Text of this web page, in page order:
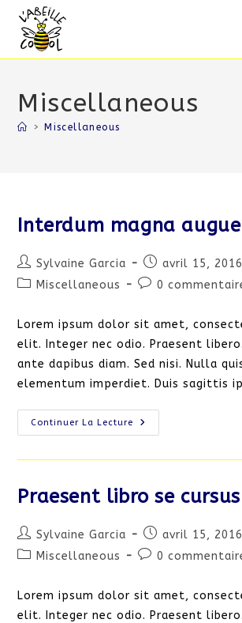
Skip
content
Miscellaneous
> Miscellaneous
Interdum magna
Auteur/autrice
de
Sylvaine Garcia
Publication
publiée :
avril 15, 2016
PostMiscellaneous
Commentaires
la
publication :
0
Lorem ipsum dolor sit amet,
elit. Integer nec odio. Praesent
ante dapibus diam. Sed nisi. Nulla
elementum imperdiet. Duis sagittis
Continuer La Lecture
Interdum
Magna
Praesent libro se
Auteur/autrice
de
Sylvaine Garcia
Publication
publiée :
avril 15, 2016
PostMiscellaneous
Commentaires
la
publication :
0
Lorem ipsum dolor sit amet,
elit. Integer nec odio. Praesent